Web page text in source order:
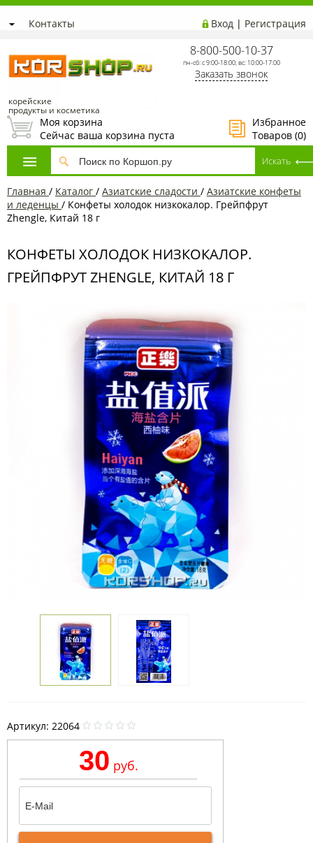
Контакты Вход | Регистрация
корейские
продукты и косметика
8-800-500-10-37
пн-сб: с 9:00-18:00; вс: 10:00-17:00
Заказать звонок
Избранное
Товаров (0)
Моя корзина
Сейчас ваша корзина пуста
Главная / Каталог / Азиатcкие сладости / Азиатские конфеты
и леденцы / Конфеты холодок низкокалор. Грейпфрут
Zhengle, Китай 18 г
КОНФЕТЫ ХОЛОДОК НИЗКОКАЛОР.
ГРЕЙПФРУТ ZHENGLE, КИТАЙ 18 Г
Артикул: 22064
30 руб.